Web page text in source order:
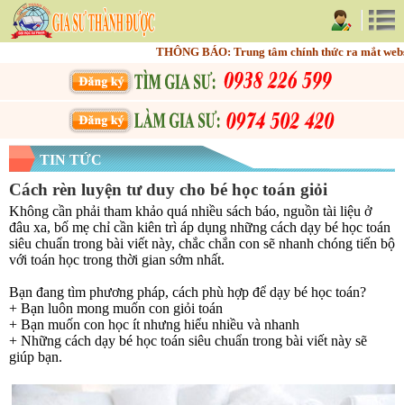
THÔNG BÁO: Trung tâm chính thức ra mắt website
TIN TỨC
Cách rèn luyện tư duy cho bé học toán giỏi
Không cần phải tham khảo quá nhiều sách báo, nguồn tài liệu ở
đâu xa, bố mẹ chỉ cần kiên trì áp dụng những cách dạy bé học toán
siêu chuẩn trong bài viết này, chắc chắn con sẽ nhanh chóng tiến bộ
với toán học trong thời gian sớm nhất.
Bạn đang tìm phương pháp, cách phù hợp để dạy bé học toán?
+ Bạn luôn mong muốn con giỏi toán
+ Bạn muốn con học ít nhưng hiểu nhiều và nhanh
+ Những cách dạy bé học toán siêu chuẩn trong bài viết này sẽ
giúp bạn.